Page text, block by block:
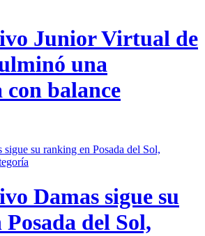
Junior Virtual de
una
balance
Damas sigue su
del Sol,